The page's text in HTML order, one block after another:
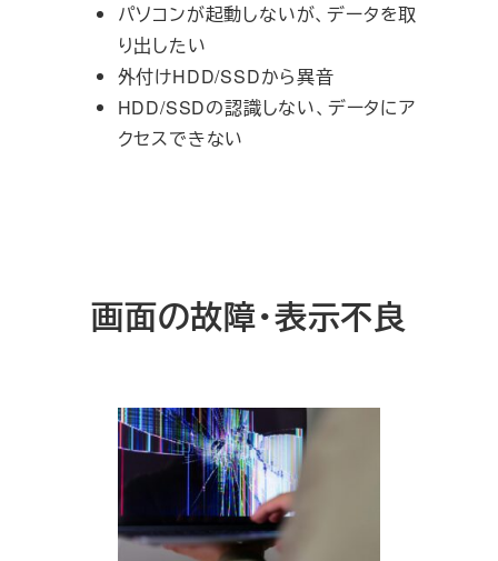
パソコンが起動しないが、データを取
り出したい
外付けHDD/SSDから異音
HDD/SSDの認識しない、データにア
クセスできない
画面の故障・表示不良